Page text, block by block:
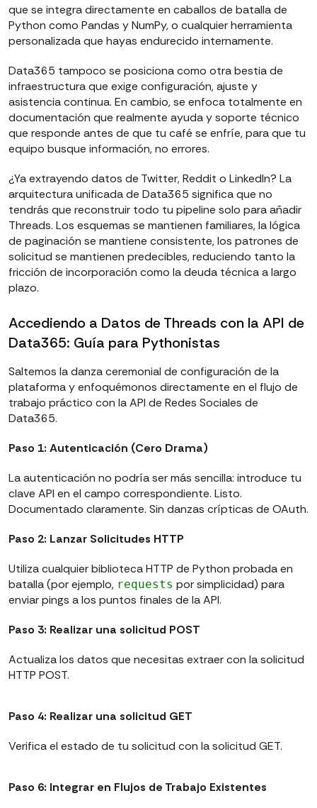
que se integra directamente en caballos de batalla de
Python como Pandas y NumPy, o cualquier herramienta
personalizada que hayas endurecido internamente.
Data365 tampoco se posiciona como otra bestia de
infraestructura que exige configuración, ajuste y
asistencia continua. En cambio, se enfoca totalmente en
documentación que realmente ayuda y soporte técnico
que responde antes de que tu café se enfríe, para que tu
equipo busque información, no errores.
¿Ya extrayendo datos de Twitter, Reddit o LinkedIn? La
arquitectura unificada de Data365 significa que no
tendrás que reconstruir todo tu pipeline solo para añadir
Threads. Los esquemas se mantienen familiares, la lógica
de paginación se mantiene consistente, los patrones de
solicitud se mantienen predecibles, reduciendo tanto la
fricción de incorporación como la deuda técnica a largo
plazo.
Accediendo a Datos de Threads con la API de
Data365: Guía para Pythonistas
Saltemos la danza ceremonial de configuración de la
plataforma y enfoquémonos directamente en el flujo de
trabajo práctico con la API de Redes Sociales de
Data365.
Paso 1: Autenticación (Cero Drama)
La autenticación no podría ser más sencilla: introduce tu
clave API en el campo correspondiente. Listo.
Documentado claramente. Sin danzas crípticas de OAuth.
Paso 2: Lanzar Solicitudes HTTP
Utiliza cualquier biblioteca HTTP de Python probada en
batalla (por ejemplo, requests por simplicidad) para
enviar pings a los puntos finales de la API.
Paso 3: Realizar una solicitud POST
Actualiza los datos que necesitas extraer con la solicitud
HTTP POST.
Paso 4: Realizar una solicitud GET
Verifica el estado de tu solicitud con la solicitud GET.
Paso 6: Integrar en Flujos de Trabajo Existentes